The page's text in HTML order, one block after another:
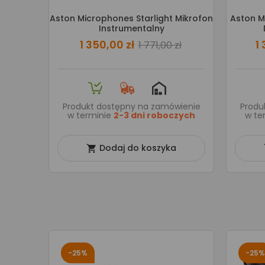
Aston Microphones Starlight Mikrofon
Instrumentalny
1 350,00 zł 1 771,00 zł
Produkt dostępny na zamówienie
w terminie 2-3 dni roboczych
 Dodaj do koszyka
Aston
1
w
-25% -25%